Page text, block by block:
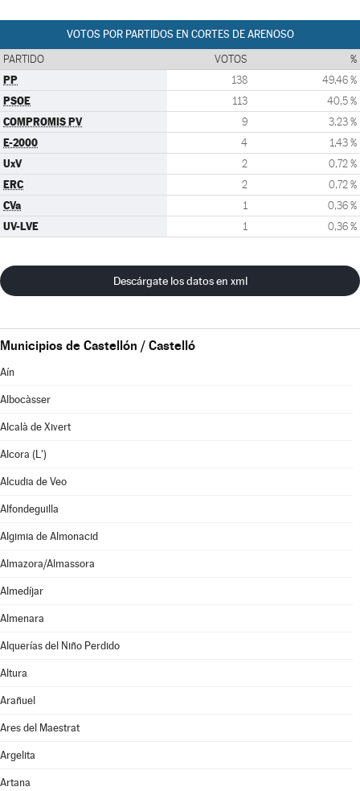
VOTOS POR PARTIDOS EN CORTES DE ARENOSO
PARTIDO VOTOS %
PP 138 49,46 %
PSOE 113 40,5 %
COMPROMIS PV 9 3,23 %
E-2000 4 1,43 %
UxV 2 0,72 %
ERC 2 0,72 %
CVa 1 0,36 %
UV-LVE 1 0,36 %
Descárgate los datos en xml
Municipios de Castellón / Castelló
Aín
Albocàsser
Alcalà de Xivert
Alcora (L')
Alcudia de Veo
Alfondeguilla
Algimia de Almonacid
Almazora/Almassora
Almedíjar
Almenara
Alquerías del Niño Perdido
Altura
Arañuel
Ares del Maestrat
Argelita
Artana